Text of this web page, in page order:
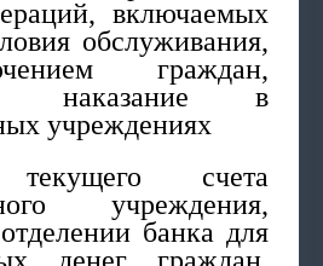
включаемых
обслуживания,
граждан,
наказание в
учреждениях
текущего счета
учреждения,
банка для